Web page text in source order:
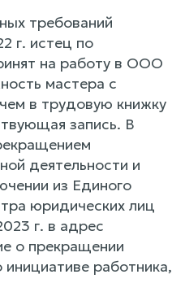
требований
г. истец по
на работу в ООО
мастера с
в трудовую книжку
запись. В
деятельности и
из Единого
юридических лиц
г. в адрес
о прекращении
работника,